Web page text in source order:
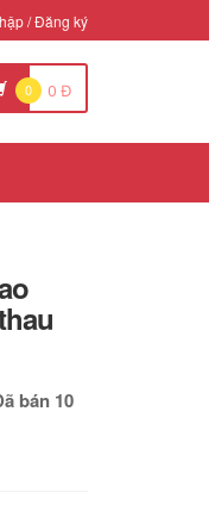
/ Đăng ký
0 0 Đ
bán 10